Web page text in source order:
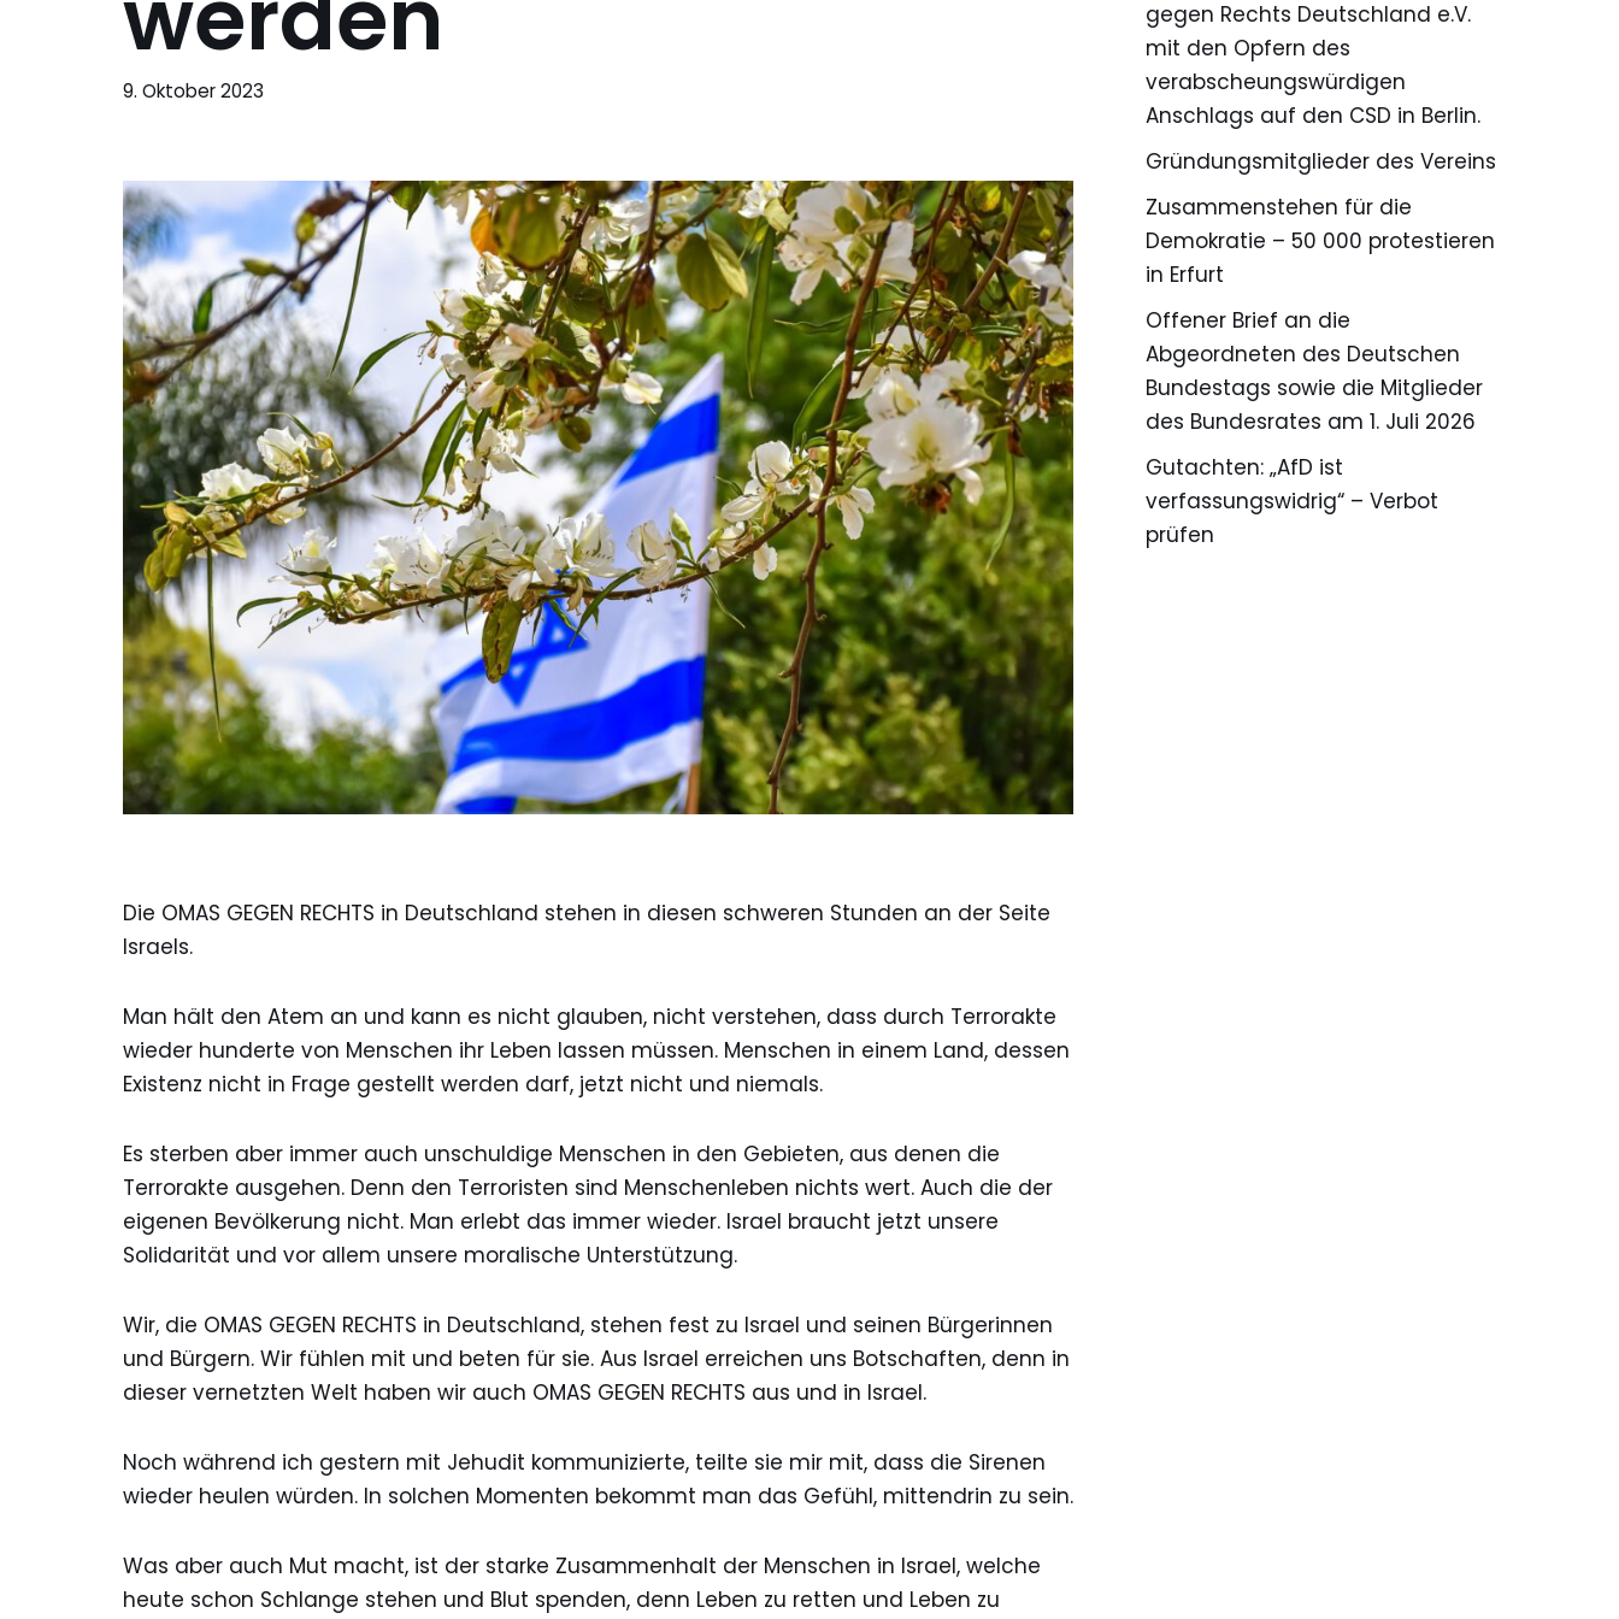
9. Oktober 2023
Die OMAS GEGEN RECHTS in Deutschland stehen in diesen schweren Stunden an der Seite
Israels.
Man hält den Atem an und kann es nicht glauben, nicht verstehen, dass durch Terrorakte
wieder hunderte von Menschen ihr Leben lassen müssen. Menschen in einem Land, dessen
Existenz nicht in Frage gestellt werden darf, jetzt nicht und niemals.
Es sterben aber immer auch unschuldige Menschen in den Gebieten, aus denen die
Terrorakte ausgehen. Denn den Terroristen sind Menschenleben nichts wert. Auch die der
eigenen Bevölkerung nicht. Man erlebt das immer wieder. Israel braucht jetzt unsere
Solidarität und vor allem unsere moralische Unterstützung.
Wir, die OMAS GEGEN RECHTS in Deutschland, stehen fest zu Israel und seinen Bürgerinnen
und Bürgern. Wir fühlen mit und beten für sie. Aus Israel erreichen uns Botschaften, denn in
dieser vernetzten Welt haben wir auch OMAS GEGEN RECHTS aus und in Israel.
Noch während ich gestern mit Jehudit kommunizierte, teilte sie mir mit, dass die Sirenen
wieder heulen würden. In solchen Momenten bekommt man das Gefühl, mittendrin zu sein.
Was aber auch Mut macht, ist der starke Zusammenhalt der Menschen in Israel, welche
heute schon Schlange stehen und Blut spenden, denn Leben zu retten und Leben zu
gegen Rechts Deutschland e.V.
mit den Opfern des
verabscheungswürdigen
Anschlags auf den CSD in Berlin.
Gründungsmitglieder des Vereins
Zusammenstehen für die
Demokratie – 50 000 protestieren
in Erfurt
Offener Brief an die
Abgeordneten des Deutschen
Bundestags sowie die Mitglieder
des Bundesrates am 1. Juli 2026
Gutachten: „AfD ist
verfassungswidrig“ – Verbot
prüfen